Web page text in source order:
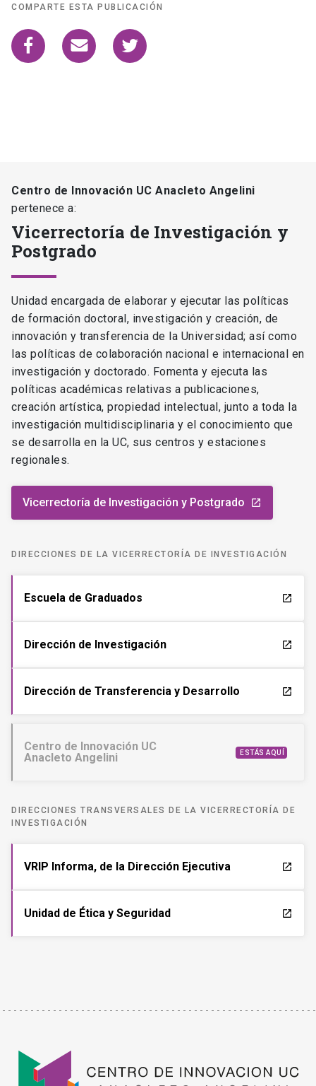
COMPARTE ESTA PUBLICACIÓN
Centro de Innovación UC Anacleto Angelini
pertenece a:
Vicerrectoría de Investigación y
Postgrado
Unidad encargada de elaborar y ejecutar las políticas
de formación doctoral, investigación y creación, de
innovación y transferencia de la Universidad; así como
las políticas de colaboración nacional e internacional en
investigación y doctorado. Fomenta y ejecuta las
políticas académicas relativas a publicaciones,
creación artística, propiedad intelectual, junto a toda la
investigación multidisciplinaria y el conocimiento que
se desarrolla en la UC, sus centros y estaciones
regionales.
Vicerrectoría de Investigación y Postgrado launch
DIRECCIONES DE LA VICERRECTORÍA DE INVESTIGACIÓN
Escuela de Graduados launch
Dirección de Investigación launch
Dirección de Transferencia y Desarrollo launch
Centro de Innovación UC
Anacleto Angelini
ESTÁS AQUÍ
DIRECCIONES TRANSVERSALES DE LA VICERRECTORÍA DE
INVESTIGACIÓN
VRIP Informa, de la Dirección Ejecutiva launch
Unidad de Ética y Seguridad launch